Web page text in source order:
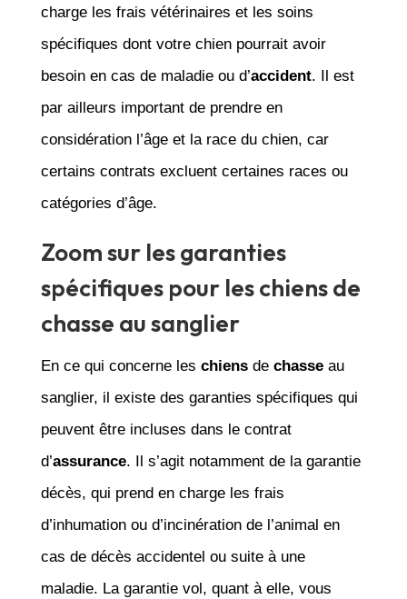
charge les frais vétérinaires et les soins
spécifiques dont votre chien pourrait avoir
besoin en cas de maladie ou d’accident. Il est
par ailleurs important de prendre en
considération l’âge et la race du chien, car
certains contrats excluent certaines races ou
catégories d’âge.
Zoom sur les garanties
spécifiques pour les chiens de
chasse au sanglier
En ce qui concerne les chiensde chasseau
sanglier, il existe des garanties spécifiques qui
peuvent être incluses dans le contrat
d’assurance. Il s’agit notamment de la garantie
décès, qui prend en charge les frais
d’inhumation ou d’incinération de l’animal en
cas de décès accidentel ou suite à une
maladie. La garantie vol, quant à elle, vous